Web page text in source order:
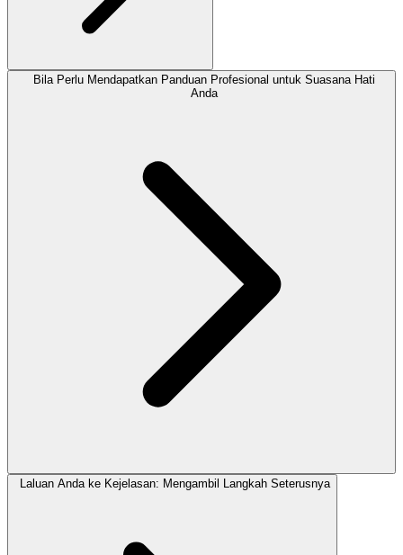
Bila Perlu Mendapatkan Panduan Profesional untuk Suasana Hati
Anda
Laluan Anda ke Kejelasan: Mengambil Langkah Seterusnya